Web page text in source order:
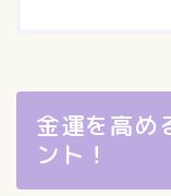
金運を高め
ント！